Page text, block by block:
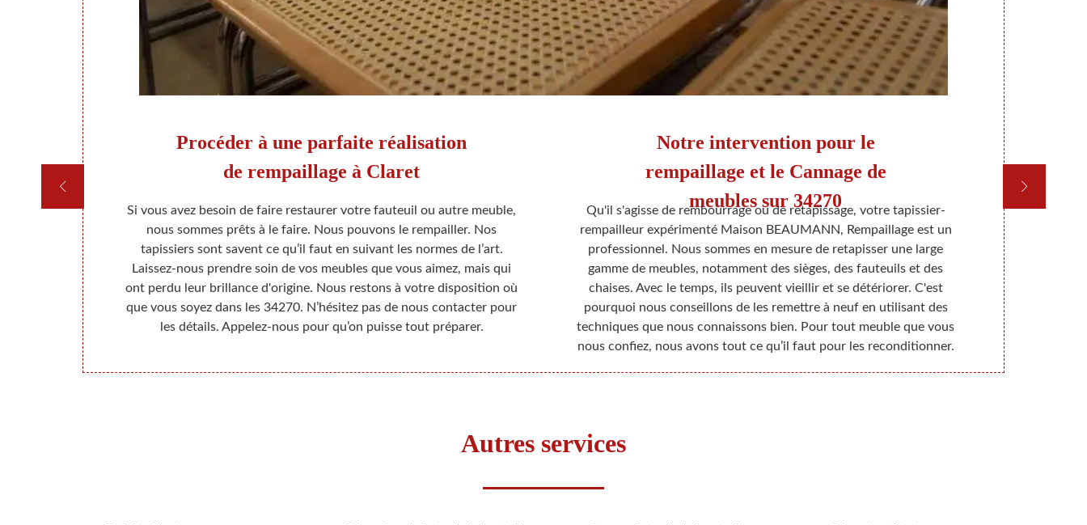
pas de faire
Procéder à une parfaite réalisation
de rempaillage à Claret
Si vous avez besoin de faire restaurer votre fauteuil ou autre meuble,
nous sommes prêts à le faire. Nous pouvons le rempailler. Nos
tapissiers sont savent ce qu’il faut en suivant les normes de l’art.
Laissez-nous prendre soin de vos meubles que vous aimez, mais qui
ont perdu leur brillance d'origine. Nous restons à votre disposition où
que vous soyez dans les 34270. N’hésitez pas de nous contacter pour
les détails. Appelez-nous pour qu’on puisse tout préparer.
Notre intervention pour le
rempaillage et le Cannage de
meubles sur 34270
Qu'il s'agisse de rembourrage ou de retapissage, votre tapissier-
rempailleur expérimenté Maison BEAUMANN, Rempaillage est un
professionnel. Nous sommes en mesure de retapisser une large
gamme de meubles, notamment des sièges, des fauteuils et des
chaises. Avec le temps, ils peuvent vieillir et se détériorer. C'est
pourquoi nous conseillons de les remettre à neuf en utilisant des
techniques que nous connaissons bien. Pour tout meuble que vous
nous confiez, nous avons tout ce qu’il faut pour les reconditionner.
N'hésitez
Autres services